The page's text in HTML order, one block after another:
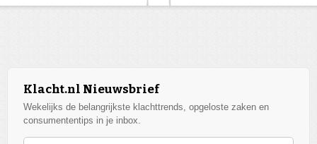
Klacht.nl Nieuwsbrief
Wekelijks de belangrijkste klachttrends, opgeloste zaken en
consumententips in je inbox.